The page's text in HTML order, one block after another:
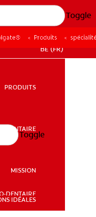
Toggle
SANTÉ BUCCO-DENTAIRE
BE (FR)
PRODUITS
DENTAIRE
MISSION
DENTAIRE
IDÉALES
Toggle
Produits